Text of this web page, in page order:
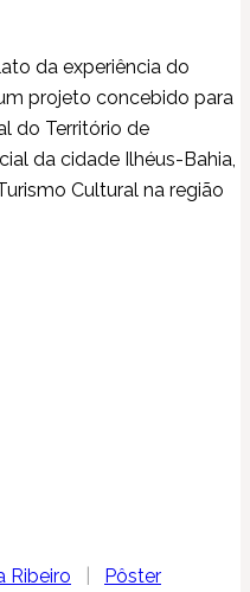
da experiência do
projeto concebido para
do Território de
da cidade Ilhéus-Bahia,
Cultural na região
Ribeiro Pôster